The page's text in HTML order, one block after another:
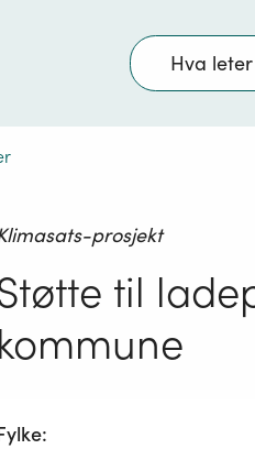
Søk
prosjekt
til
kommune